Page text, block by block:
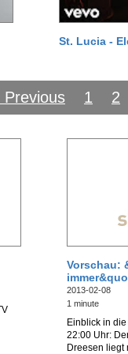
St. Lucia -
1 2
Vorschau:
2013-02-08
1 minute
Einblick in
22:00 Uhr:
Dreesen liegt